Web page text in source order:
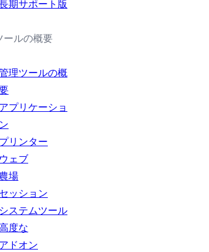
期サポート版
ールの概要
理ツールの概
プリケーショ
リンター
ェブ
場
ッション
ステムツール
度な
ドオン